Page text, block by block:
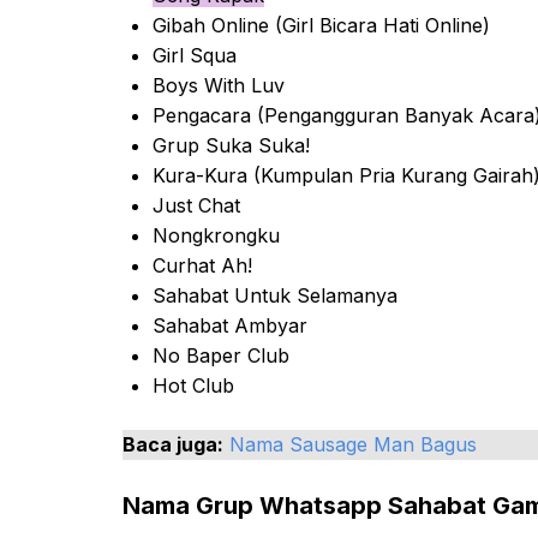
Gibah Online (Girl Bicara Hati Online)
Girl Squa
Boys With Luv
Pengacara (Pengangguran Banyak
Grup Suka Suka!
Kura-Kura (Kumpulan Pria Kurang Gairah)
Just Chat
Nongkrongku
Curhat Ah!
Sahabat Untuk Selamanya
Sahabat Ambyar
No Baper Club
Hot Club
Baca juga: Nama Sausage Man Bagus
Nama Grup Whatsapp Sahabat